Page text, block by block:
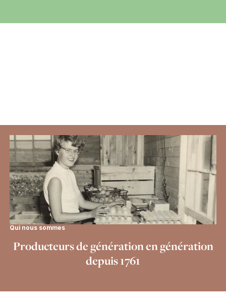
Qui nous sommes:
Producteurs de génération en génération
depuis 1761